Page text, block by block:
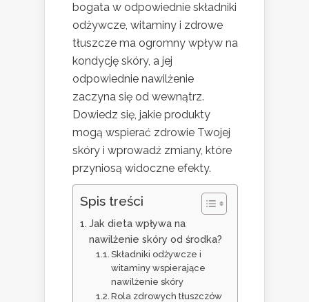
bogata w odpowiednie składniki
odżywcze, witaminy i zdrowe
tłuszcze ma ogromny wpływ na
kondycję skóry, a jej
odpowiednie nawilżenie
zaczyna się od wewnątrz.
Dowiedz się, jakie produkty
mogą wspierać zdrowie Twojej
skóry i wprowadź zmiany, które
przyniosą widoczne efekty.
Spis treści
Jak dieta wpływa na
nawilżenie skóry od środka?
Składniki odżywcze i
witaminy wspierające
nawilżenie skóry
Rola zdrowych tłuszczów